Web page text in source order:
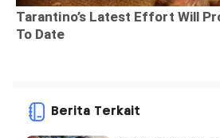
Berita Terkait